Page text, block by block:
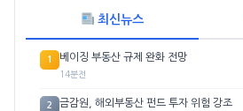
최신뉴스
1 베이징 부동산 규제 완화 전망
14분전
2 금감원, 해외부동산 펀드 투자 위험 강조